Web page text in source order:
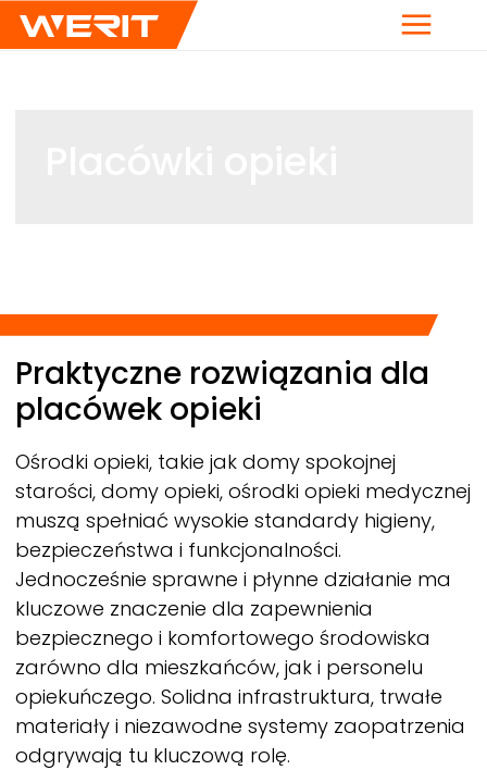
Menu
Breadcrumb
Praktyczne rozwiązania dla
placówek opieki
Ośrodki opieki, takie jak domy spokojnej
starości, domy opieki, ośrodki opieki medycznej
muszą spełniać wysokie standardy higieny,
bezpieczeństwa i funkcjonalności.
Jednocześnie sprawne i płynne działanie ma
kluczowe znaczenie dla zapewnienia
bezpiecznego i komfortowego środowiska
zarówno dla mieszkańców, jak i personelu
opiekuńczego. Solidna infrastruktura, trwałe
materiały i niezawodne systemy zaopatrzenia
odgrywają tu kluczową rolę.